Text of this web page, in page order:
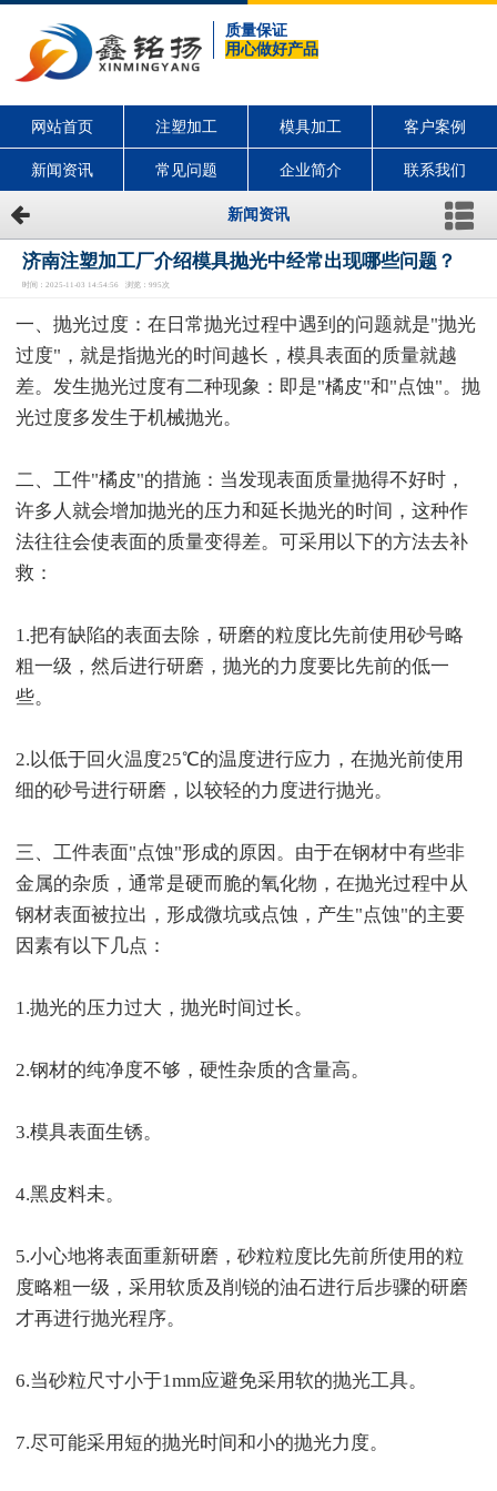
质量保证
用心做好产品
网站首页 注塑加工 模具加工 客户案例
新闻资讯 常见问题 企业简介 联系我们
新闻资讯
济南注塑加工厂介绍模具抛光中经常出现哪些问题？
时间：2025-11-03 14:54:56 浏览：995次
一、抛光过度：在日常抛光过程中遇到的问题就是"抛光
过度"，就是指抛光的时间越长，模具表面的质量就越
差。发生抛光过度有二种现象：即是"橘皮"和"点蚀"。抛
光过度多发生于机械抛光。
二、工件"橘皮"的措施：当发现表面质量抛得不好时，
许多人就会增加抛光的压力和延长抛光的时间，这种作
法往往会使表面的质量变得差。可采用以下的方法去补
救：
1.把有缺陷的表面去除，研磨的粒度比先前使用砂号略
粗一级，然后进行研磨，抛光的力度要比先前的低一
些。
2.以低于回火温度25℃的温度进行应力，在抛光前使用
细的砂号进行研磨，以较轻的力度进行抛光。
三、工件表面"点蚀"形成的原因。由于在钢材中有些非
金属的杂质，通常是硬而脆的氧化物，在抛光过程中从
钢材表面被拉出，形成微坑或点蚀，产生"点蚀"的主要
因素有以下几点：
1.抛光的压力过大，抛光时间过长。
2.钢材的纯净度不够，硬性杂质的含量高。
3.模具表面生锈。
4.黑皮料未。
5.小心地将表面重新研磨，砂粒粒度比先前所使用的粒
度略粗一级，采用软质及削锐的油石进行后步骤的研磨
才再进行抛光程序。
6.当砂粒尺寸小于1mm应避免采用软的抛光工具。
7.尽可能采用短的抛光时间和小的抛光力度。